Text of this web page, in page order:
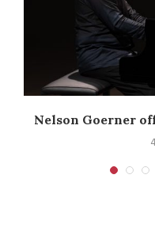
Nelson Goerner